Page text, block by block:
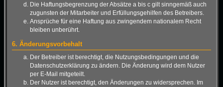
Die Haftungsbegrenzung der Absätze a bis c gilt sinngemäß auch
zugunsten der Mitarbeiter und Erfüllungsgehilfen des Betreibers.
Ansprüche für eine Haftung aus zwingendem nationalem Recht
bleiben unberührt.
6. Änderungsvorbehalt
Der Betreiber ist berechtigt, die Nutzungsbedingungen und die
Datenschutzerklärung zu ändern. Die Änderung wird dem Nutzer
per E-Mail mitgeteilt.
Der Nutzer ist berechtigt, den Änderungen zu widersprechen. Im